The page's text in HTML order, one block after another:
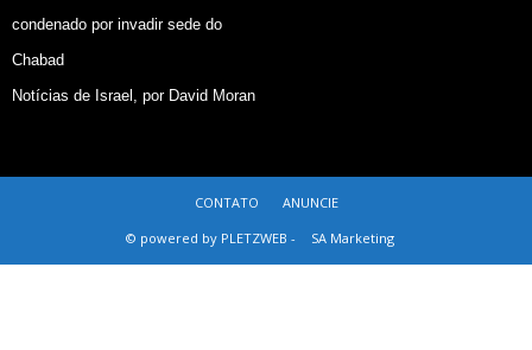
condenado por invadir sede do
Chabad
Notícias de Israel, por David Moran
CONTATO
ANUNCIE
© powered by PLETZWEB -
SA Marketing